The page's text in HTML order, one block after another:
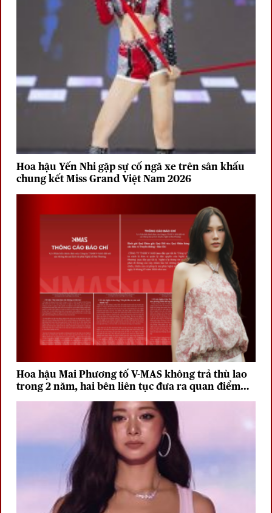
Hoa hậu Yến Nhi gặp sự cố ngã xe trên sân khấu
chung kết Miss Grand Việt Nam 2026
Hoa hậu Mai Phương tố V-MAS không trả thù lao
trong 2 năm, hai bên liên tục đưa ra quan điểm
trái chiều